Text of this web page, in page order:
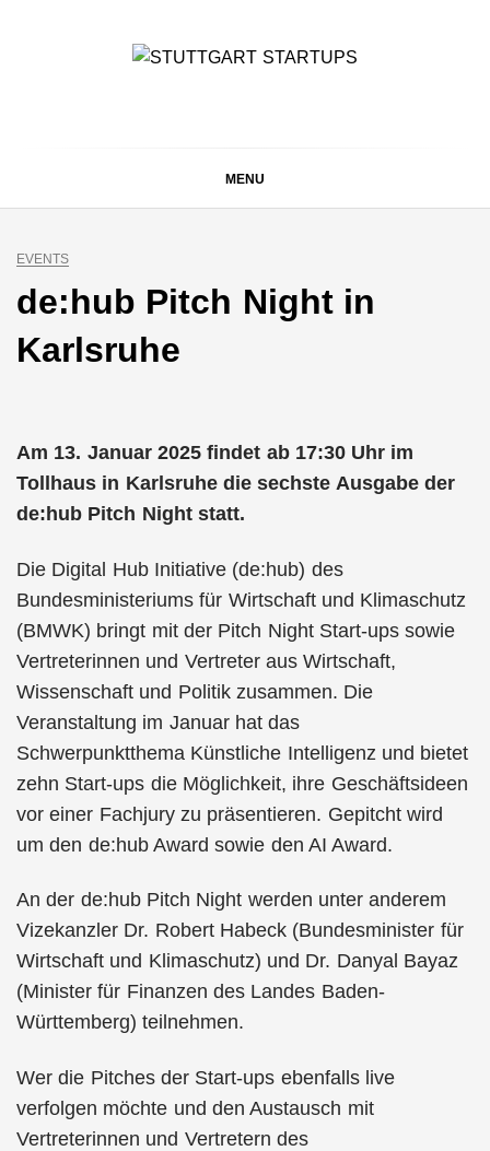
MENU
EVENTS
de:hub Pitch Night in
Karlsruhe
Am 13. Januar 2025 findet ab 17:30 Uhr im
Tollhaus in Karlsruhe die sechste Ausgabe der
de:hub Pitch Night statt.
Die Digital Hub Initiative (de:hub) des
Bundesministeriums für Wirtschaft und Klimaschutz
(BMWK) bringt mit der Pitch Night Start-ups sowie
Vertreterinnen und Vertreter aus Wirtschaft,
Wissenschaft und Politik zusammen. Die
Veranstaltung im Januar hat das
Schwerpunktthema Künstliche Intelligenz und bietet
zehn Start-ups die Möglichkeit, ihre Geschäftsideen
vor einer Fachjury zu präsentieren. Gepitcht wird
um den de:hub Award sowie den AI Award.
An der de:hub Pitch Night werden unter anderem
Vizekanzler Dr. Robert Habeck (Bundesminister für
Wirtschaft und Klimaschutz) und Dr. Danyal Bayaz
(Minister für Finanzen des Landes Baden-
Württemberg) teilnehmen.
Wer die Pitches der Start-ups ebenfalls live
verfolgen möchte und den Austausch mit
Vertreterinnen und Vertretern des